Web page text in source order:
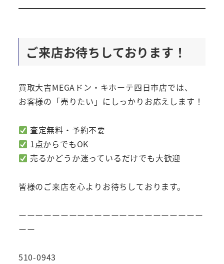
ご来店お待ちしております！
買取大吉MEGAドン・キホーテ四日市店では、
お客様の「売りたい」にしっかりお応えします！
査定無料・予約不要
1点からでもOK
売るかどうか迷っているだけでも大歓迎
皆様のご来店を心よりお待ちしております。
ーーーーーーーーーーーーーーーーーーーーーー
ーー
510-0943